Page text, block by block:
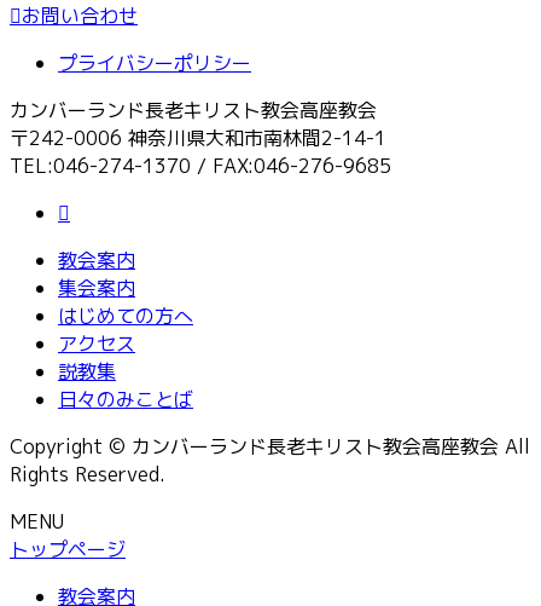
お問い合わせ
プライバシーポリシー
カンバーランド長老キリスト教会高座教会
〒242-0006 神奈川県大和市南林間2-14-1
TEL:046-274-1370 / FAX:046-276-9685
教会案内
集会案内
はじめての方へ
アクセス
説教集
日々のみことば
Copyright © カンバーランド長老キリスト教会高座教会 All
Rights Reserved.
MENU
トップページ
教会案内